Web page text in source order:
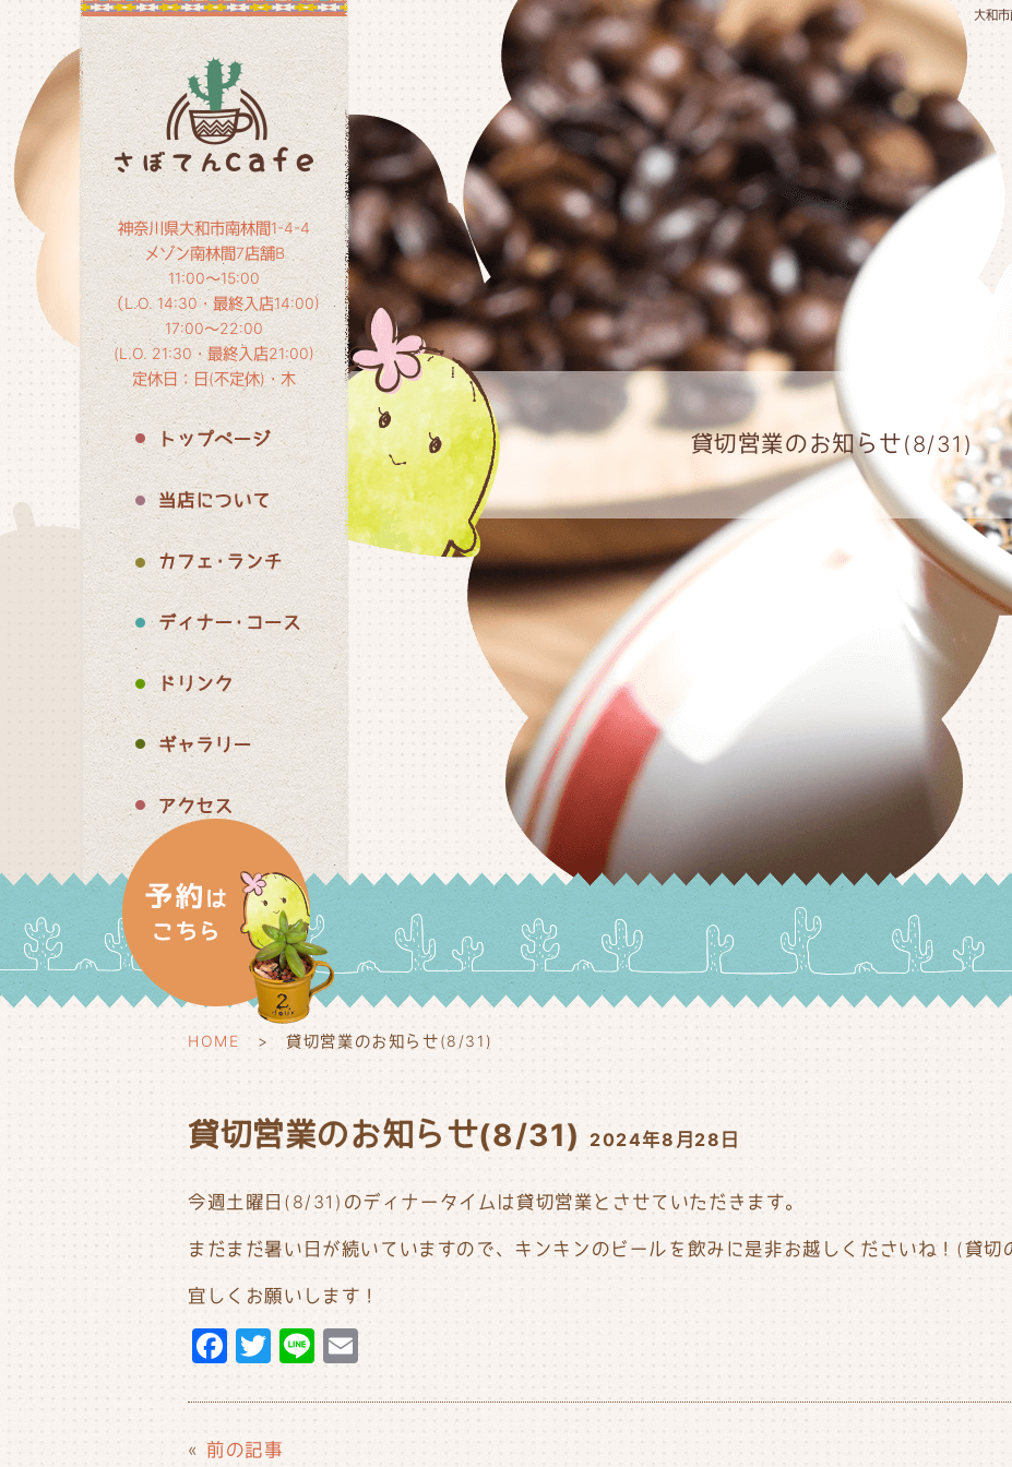
神奈川県大和市南林間1-4-4
メゾン南林間7店舗B
11:00～15:00
（L.O. 14:30・最終入店14:00)
17:00～22:00
(L.O. 21:30・最終入店21:00)
定休日：日(不定休)・木
大和
貸切営業のお知らせ(8/31)
HOME 貸切営業のお知らせ(8/31)
貸切営業のお知らせ(8/31) 2024年8月28日
今週土曜日(8/31)のディナータイムは貸切営業とさせていただきます。
まだまだ暑い日が続いていますので、キンキンのビールを飲みに是非お越しくださいね！(貸切
宜しくお願いします！
F
c
e
T
it
t
Li
e
m
ai
« 前の記事